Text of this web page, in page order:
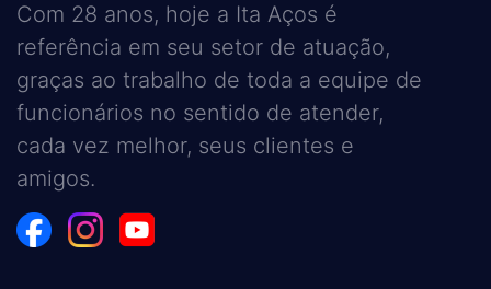
Com 28 anos, hoje a Ita Aços é
referência em seu setor de atuação,
graças ao trabalho de toda a equipe de
funcionários no sentido de atender,
cada vez melhor, seus clientes e
amigos.